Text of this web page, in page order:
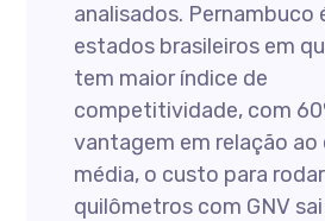
analisados. Pernambuco
estados brasileiros em
tem maior índice de
competitividade, com
vantagem em relação ao
média, o custo para
quilômetros com GNV